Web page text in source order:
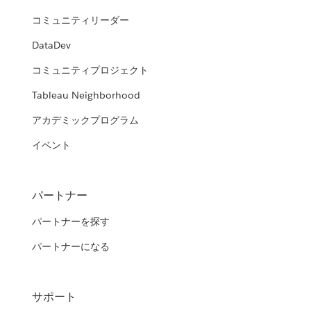
コミュニティリーダー
DataDev
コミュニティプロジェクト
Tableau Neighborhood
アカデミックプログラム
イベント
パートナー
パートナーを探す
パートナーになる
サポート